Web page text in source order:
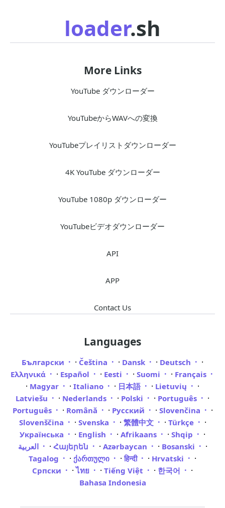
loader.sh
More Links
YouTube ダウンローダー
YouTubeからWAVへの変換
YouTubeプレイリストダウンローダー
4K YouTube ダウンローダー
YouTube 1080p ダウンローダー
YouTubeビデオダウンローダー
API
APP
Contact Us
Languages
Български · Čeština · Dansk · Deutsch ·
Ελληνικά · Español · Eesti · Suomi · Français
· Magyar · Italiano · 日本語 · Lietuvių ·
Latviešu · Nederlands · Polski · Português ·
Português · Română · Русский · Slovenčina ·
Slovenščina · Svenska · 繁體中文 · Türkçe ·
Українська · English · Afrikaans · Shqip ·
العربية · Հայերեն · Azərbaycan · Bosanski ·
Tagalog · ქართული · हिन्दी · Hrvatski ·
Српски ·ไทย · Tiếng Việt · 한국어 ·
Bahasa Indonesia